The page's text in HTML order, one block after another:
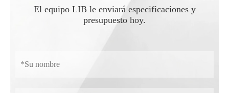
El equipo LIB le enviará especificaciones y
presupuesto hoy.